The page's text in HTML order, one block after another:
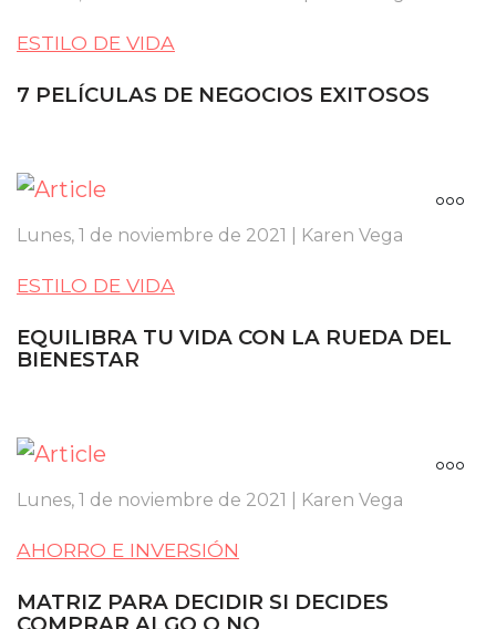
ESTILO DE VIDA
7 PELÍCULAS DE NEGOCIOS EXITOSOS
Lunes, 1 de noviembre de 2021 | Karen Vega
ESTILO DE VIDA
EQUILIBRA TU VIDA CON LA RUEDA DEL
BIENESTAR
Lunes, 1 de noviembre de 2021 | Karen Vega
AHORRO E INVERSIÓN
MATRIZ PARA DECIDIR SI DECIDES